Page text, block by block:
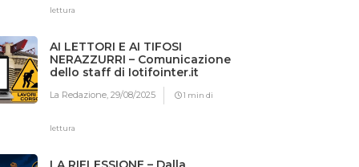
lettura
AI LETTORI E AI TIFOSI
NERAZZURRI – Comunicazione
dello staff di Iotifointer.it
La Redazione,29/08/2025 1 min di
lettura